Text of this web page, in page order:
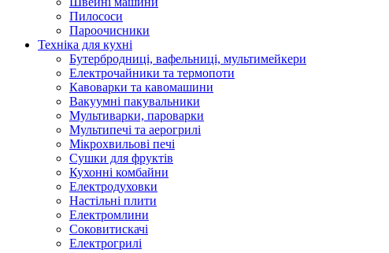
Пилососи
Пароочисники
Техніка для кухні
Бутербродниці, вафельниці, мультимейкери
Електрочайники та термопоти
Кавоварки та кавомашини
Вакуумні пакувальники
Мультиварки, пароварки
Мультипечі та аерогрилі
Мікрохвильові печі
Сушки для фруктів
Кухонні комбайни
Електродуховки
Настільні плити
Електромлини
Соковитискачі
Електрогрилі